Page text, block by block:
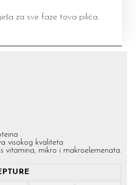
za sve faze tova pilića.
visokog kvaliteta
vitamina, mikro i makroelemenata.